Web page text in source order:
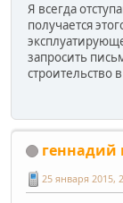
Я всегда
получается
запросить
строительство
геннадий
25 января 2015,